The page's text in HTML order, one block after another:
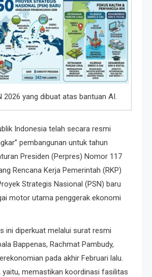
2026 yang dibuat atas bantuan AI.
Indonesia telah secara resmi
pembangunan untuk tahun
Presiden (Perpres) Nomor 117
Rencana Kerja Pemerintah (RKP)
Strategis Nasional (PSN) baru
motor utama penggerak ekonomi
ini diperkuat melalui surat resmi
Bappenas, Rachmat Pambudy,
pada akhir Februari lalu.
yaitu, memastikan koordinasi fasilitas